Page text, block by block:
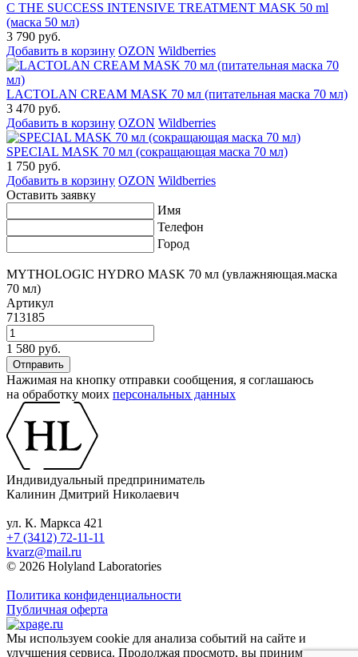
C THE SUCCESS INTENSIVE TREATMENT MASK 50 ml
(маска 50 мл)
3 790 руб.
Добавить в корзину OZON Wildberries
LACTOLAN CREAM MASK 70 мл (питательная маска 70 мл)
3 470 руб.
Добавить в корзину OZON Wildberries
SPECIAL MASK 70 мл (сокращающая маска 70 мл)
1 750 руб.
Добавить в корзину OZON Wildberries
Оставить заявку
Имя
Телефон
Город
MYTHOLOGIC HYDRO MASK 70 мл (увлажняющая.маска
70 мл)
Артикул
713185
1 580 руб.
Нажимая на кнопку отправки сообщения, я соглашаюсь
на обработку моих персональных данных
Индивидуальный предприниматель
Калинин Дмитрий Николаевич
ул. К. Маркса 421
+7 (3412) 72-11-11
kvarz@mail.ru
© 2026 Holyland Laboratories
Политика конфиденциальности
Публичная оферта
Мы используем cookie для анализа событий на сайте и
улучшения сервиса. Продолжая просмотр, вы принимаете